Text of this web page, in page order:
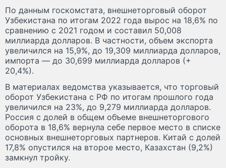
По данным госкомстата, внешнеторговый оборот
Узбекистана по итогам 2022 года вырос на 18,6% по
сравнению с 2021 годом и составил 50,008
миллиарда долларов. В частности, объем экспорта
увеличился на 15,9%, до 19,309 миллиарда долларов,
импорта — до 30,699 миллиарда долларов (+
20,4%).
В материалах ведомства указывается, что торговый
оборот Узбекистана с РФ по итогам прошлого года
увеличился на 23%, до 9,279 миллиарда долларов.
Россия с долей в общем объеме внешнеторгового
оборота в 18,6% вернула себе первое место в списке
основных внешнеторговых партнеров. Китай с долей
17,8% опустился на второе место, Казахстан (9,2%)
замкнул тройку.